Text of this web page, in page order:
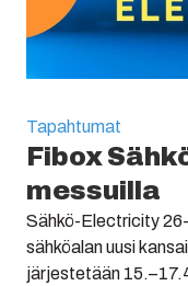
Tapahtumat
Fibox
messuilla
Sähkö-Electricity
sähköalan uusi
järjestetään